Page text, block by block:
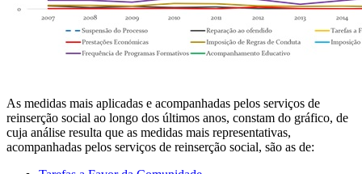
As medidas mais aplicadas e acompanhadas pelos serviços de
reinserção social ao longo dos últimos anos, constam do gráfico, de
cuja análise resulta que as medidas mais representativas,
acompanhadas pelos serviços de reinserção social, são as de: